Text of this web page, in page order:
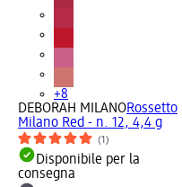
+8
DEBORAH MILANORossetto
Milano Red - n. 12, 4,4 g
(1)
Disponibile per la
consegna